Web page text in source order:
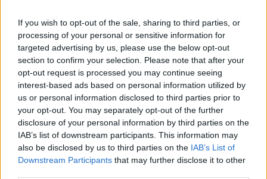
If you wish to opt-out of the sale, sharing to third parties, or
processing of your personal or sensitive information for
targeted advertising by us, please use the below opt-out
section to confirm your selection. Please note that after your
opt-out request is processed you may continue seeing
interest-based ads based on personal information utilized by
us or personal information disclosed to third parties prior to
your opt-out. You may separately opt-out of the further
disclosure of your personal information by third parties on the
IAB’s list of downstream participants. This information may
also be disclosed by us to third parties on the IAB’s List of
Downstream Participants that may further disclose it to other
Videók
Kisállatok egészsége
#allergia #influenza#cukorbetegség
#orvosmeteorológia#vérnyomás #stroke#rákbetegség
#pajzsmirigy#reflux#ekcéma#herpesz
Regisztráció
Applikáció